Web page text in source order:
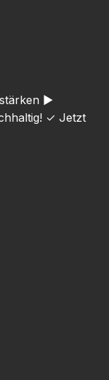
►
✓ Jetzt